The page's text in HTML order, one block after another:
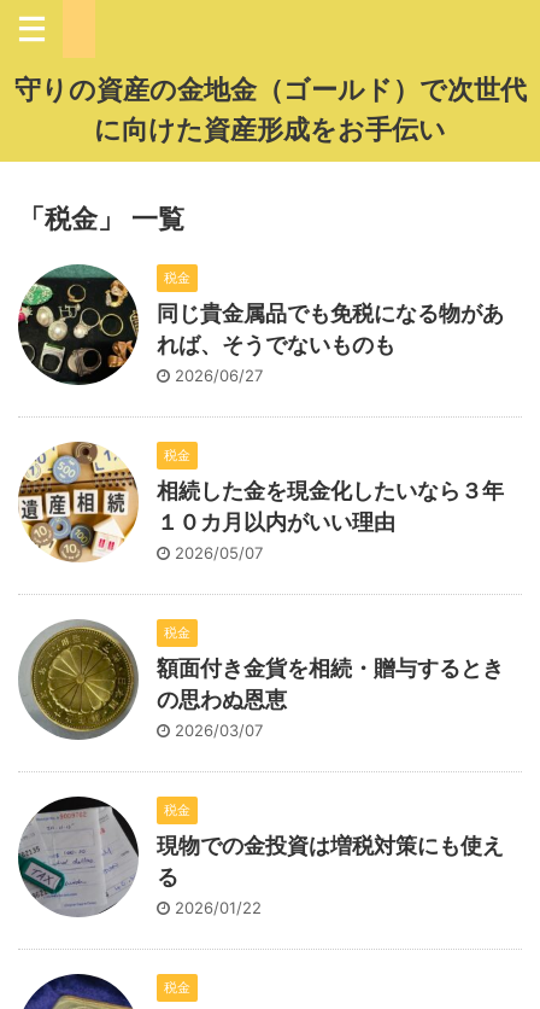
守りの資産の金地金（ゴールド）で次世代
に向けた資産形成をお手伝い
「税金」 一覧
税金
同じ貴金属品でも免税になる物があ
れば、そうでないものも
2026/06/27
税金
相続した金を現金化したいなら３年
１０カ月以内がいい理由
2026/05/07
税金
額面付き金貨を相続・贈与するとき
の思わぬ恩恵
2026/03/07
税金
現物での金投資は増税対策にも使え
る
2026/01/22
税金